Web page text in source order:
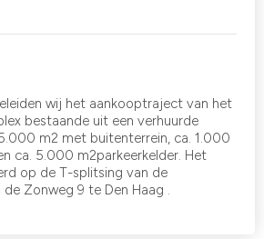
wij het aankooptraject van het
bestaande uit een verhuurde
m2 met buitenterrein, ca. 1.000
ca. 5.000 m2parkeerkelder. Het
op de T-splitsing van de
Zonweg 9 te Den Haag .